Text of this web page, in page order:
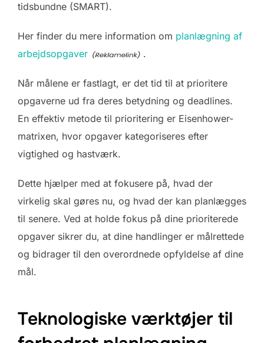
tidsbundne (SMART).
Her finder du mere information om planlægning af
arbejdsopgaver
.
Når målene er fastlagt, er det tid til at prioritere
opgaverne ud fra deres betydning og deadlines.
En effektiv metode til prioritering er Eisenhower-
matrixen, hvor opgaver kategoriseres efter
vigtighed og hastværk.
Dette hjælper med at fokusere på, hvad der
virkelig skal gøres nu, og hvad der kan planlægges
til senere. Ved at holde fokus på dine prioriterede
opgaver sikrer du, at dine handlinger er målrettede
og bidrager til den overordnede opfyldelse af dine
mål.
Teknologiske værktøjer til